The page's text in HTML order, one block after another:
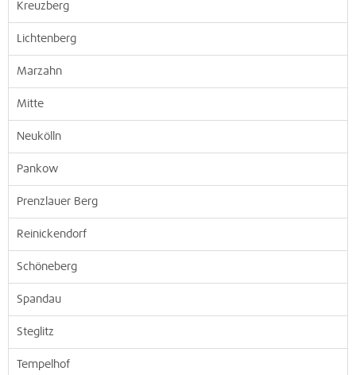
Kreuzberg
Lichtenberg
Marzahn
Mitte
Neukölln
Pankow
Prenzlauer Berg
Reinickendorf
Schöneberg
Spandau
Steglitz
Tempelhof